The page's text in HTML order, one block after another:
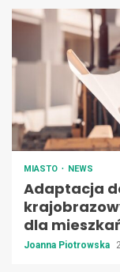
MIASTO NEWS
Adaptacja
dla
Joanna Piotrowska